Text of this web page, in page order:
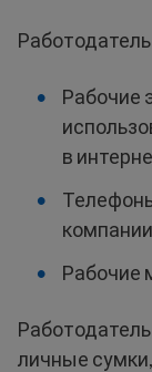
Рабочие
в
компании
Рабочие
Работодатель
личные